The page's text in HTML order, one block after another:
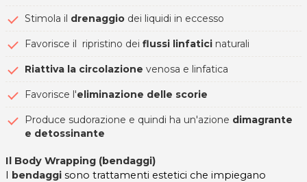
Stimola il drenaggio dei liquidi in eccesso
Favorisce il ripristino dei flussi linfatici naturali
Riattiva la circolazione venosa e linfatica
Favorisce l'eliminazione delle scorie
Produce sudorazione e quindi ha un'azione dimagrante
e detossinante
Il Body Wrapping (bendaggi)
I bendaggi sono trattamenti estetici che impiegano